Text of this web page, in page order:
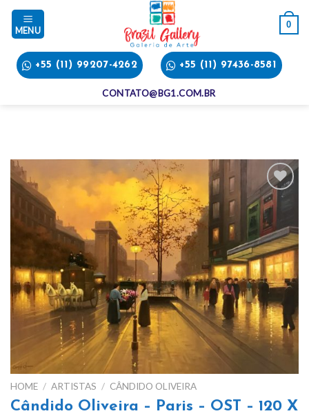
Skip
content
0
+55 (11) 99207-4262 +55 (11) 97436-8581
CONTATO@BG1.COM.BR
Add
wishlist
HOME / ARTISTAS / CÂNDIDO OLIVEIRA
Cândido Oliveira – Paris – OST – 120 X